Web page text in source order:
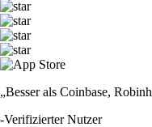
„Besser als Coinbase,
-Verifizierter Nutzer